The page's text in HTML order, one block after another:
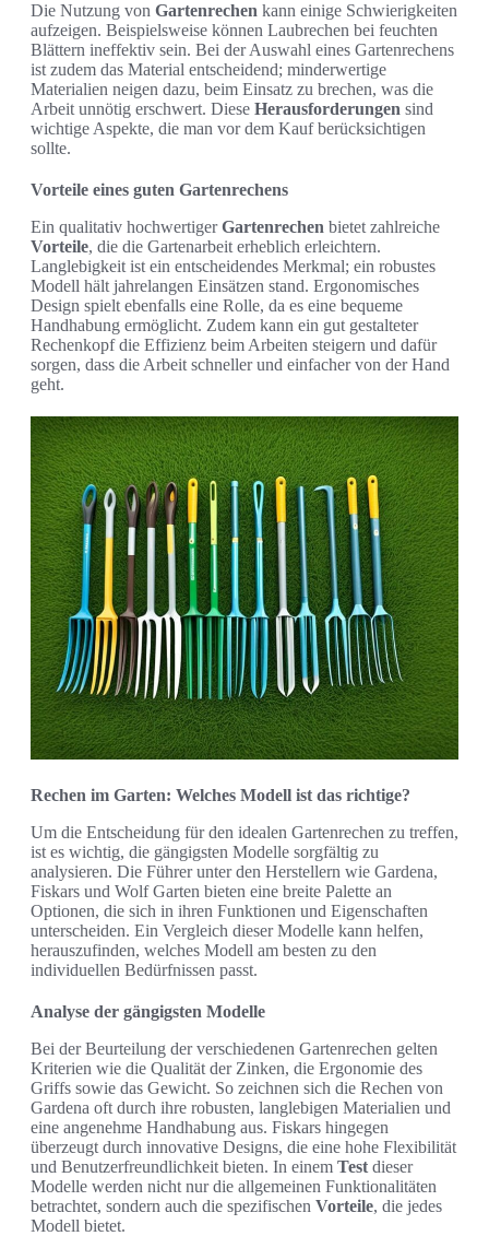
Die Nutzung von Gartenrechen kann einige Schwierigkeiten
aufzeigen. Beispielsweise können Laubrechen bei feuchten
Blättern ineffektiv sein. Bei der Auswahl eines Gartenrechens
ist zudem das Material entscheidend; minderwertige
Materialien neigen dazu, beim Einsatz zu brechen, was die
Arbeit unnötig erschwert. Diese Herausforderungen sind
wichtige Aspekte, die man vor dem Kauf berücksichtigen
sollte.
Vorteile eines guten Gartenrechens
Ein qualitativ hochwertigerGartenrechen bietet zahlreiche
Vorteile, die die Gartenarbeit erheblich erleichtern.
Langlebigkeit ist ein entscheidendes Merkmal; ein robustes
Modell hält jahrelangen Einsätzen stand. Ergonomisches
Design spielt ebenfalls eine Rolle, da es eine bequeme
Handhabung ermöglicht. Zudem kann ein gut gestalteter
Rechenkopf die Effizienz beim Arbeiten steigern und dafür
sorgen, dass die Arbeit schneller und einfacher von der Hand
geht.
Rechen im Garten: Welches Modell ist das richtige?
Um die Entscheidung für den idealen Gartenrechen zu treffen,
ist es wichtig, die gängigsten Modelle sorgfältig zu
analysieren. Die Führer unter den Herstellern wie Gardena,
Fiskars und Wolf Garten bieten eine breite Palette an
Optionen, die sich in ihren Funktionen und Eigenschaften
unterscheiden. Ein Vergleich dieser Modelle kann helfen,
herauszufinden, welches Modell am besten zu den
individuellen Bedürfnissen passt.
Analyse der gängigsten Modelle
Bei der Beurteilung der verschiedenen Gartenrechen gelten
Kriterien wie die Qualität der Zinken, die Ergonomie des
Griffs sowie das Gewicht. So zeichnen sich die Rechen von
Gardena oft durch ihre robusten, langlebigen Materialien und
eine angenehme Handhabung aus. Fiskars hingegen
überzeugt durch innovative Designs, die eine hohe Flexibilität
und Benutzerfreundlichkeit bieten. In einem Test dieser
Modelle werden nicht nur die allgemeinen Funktionalitäten
betrachtet, sondern auch die spezifischen Vorteile, die jedes
Modell bietet.